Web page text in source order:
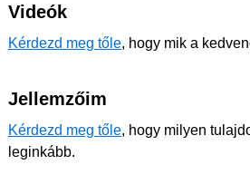
Videók
Kérdezd meg tőle, hogy mik a
Jellemzőim
Kérdezd meg tőle, hogy milyen
leginkább.